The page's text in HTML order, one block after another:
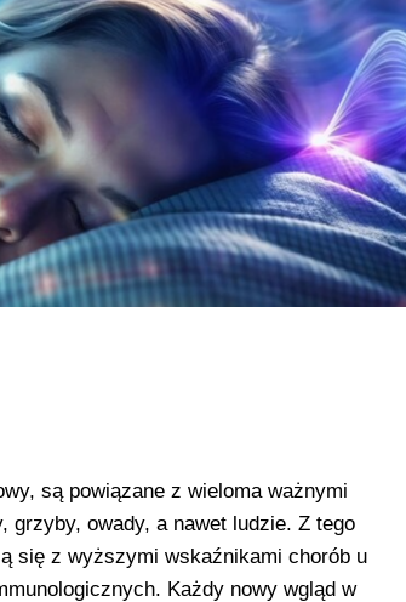
są powiązane z wieloma ważnymi
owady, a nawet ludzie. Z tego
się z wyższymi wskaźnikami chorób u
Każdy nowy wgląd w